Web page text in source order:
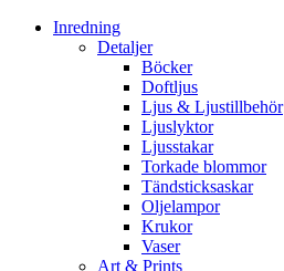
Inredning
Detaljer
Böcker
Doftljus
Ljus & Ljustillbehör
Ljuslyktor
Ljusstakar
Torkade blommor
Tändsticksaskar
Oljelampor
Krukor
Vaser
Art & Prints